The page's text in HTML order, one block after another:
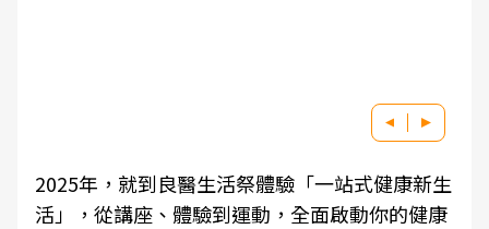
健康新生
的健康
良醫健康網從「換季的身體變化」出發，
學觀點與日常感受的對話，建立對亞健康